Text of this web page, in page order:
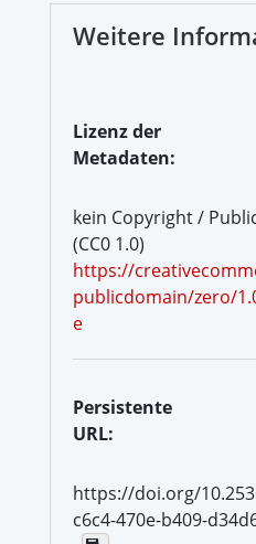
Weitere
Lizenz der
Metadaten:
kein Copyright /
(CC0 1.0)
https://
publicdomain/zero/
e
Persistente
URL:
https://doi.org/
c6c4-470e-b409-